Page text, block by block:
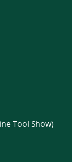
Tool Show)